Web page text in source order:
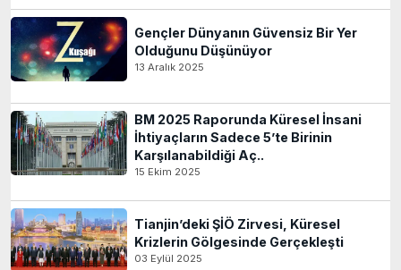
Gençler Dünyanın Güvensiz Bir Yer
Olduğunu Düşünüyor
13 Aralık 2025
BM 2025 Raporunda Küresel İnsani
İhtiyaçların Sadece 5’te Birinin
Karşılanabildiği Aç..
15 Ekim 2025
Tianjin’deki ŞİÖ Zirvesi, Küresel
Krizlerin Gölgesinde Gerçekleşti
03 Eylül 2025